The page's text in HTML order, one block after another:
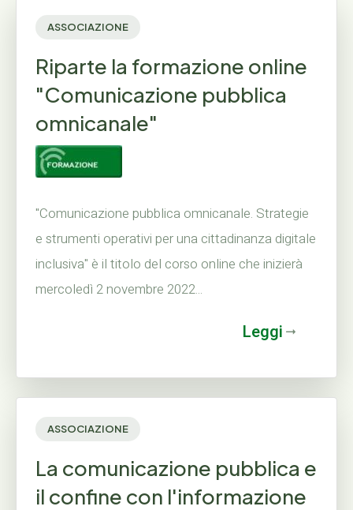
ASSOCIAZIONE
Riparte la formazione online
"Comunicazione pubblica
omnicanale"
"Comunicazione pubblica omnicanale. Strategie
e strumenti operativi per una cittadinanza digitale
inclusiva" è il titolo del corso online che inizierà
mercoledì 2 novembre 2022...
Leggi
ASSOCIAZIONE
La comunicazione pubblica e
il confine con l'informazione